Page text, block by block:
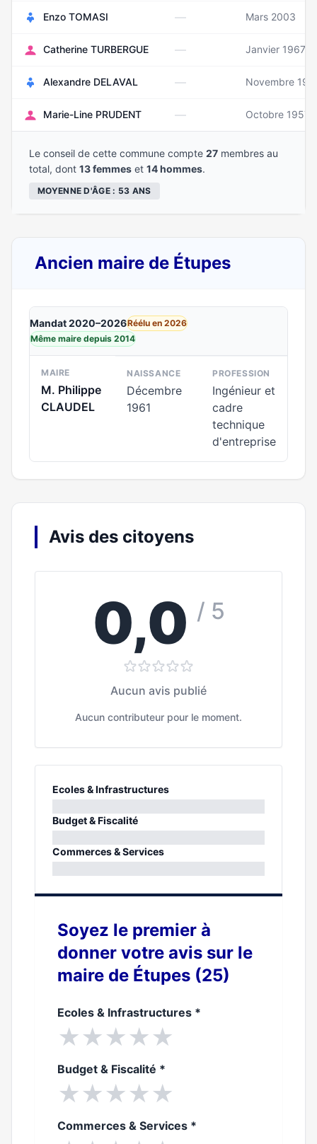
Enzo TOMASI — Mars 2003
Catherine TURBERGUE — Janvier 1967
Alexandre DELAVAL — Novembre
Marie-Line PRUDENT — Octobre 1957
Le conseil de cette commune compte 27 membres au
total, dont 13 femmes et 14 hommes.
MOYENNE D'ÂGE : 53 ANS
Ancien maire de Étupes
Mandat 2020–2026Réélu en 2026
Même maire depuis 2014
MAIRE
M. Philippe
CLAUDEL
NAISSANCE
Décembre
1961
PROFESSION
Ingénieur et
cadre
technique
d'entreprise
Avis des citoyens
0,0 / 5
Aucun avis publié
Aucun contributeur pour le moment.
Ecoles & Infrastructures
0%
Budget & Fiscalité
0%
Commerces & Services
Soyez le premier à
donner votre avis sur le
maire de Étupes (25)
Ecoles & Infrastructures *
★★★★★
Budget & Fiscalité *
★★★★★
Commerces & Services *